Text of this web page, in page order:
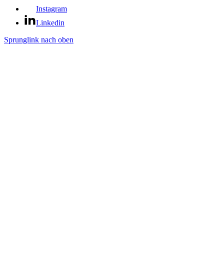
Instagram
Linkedin
Sprunglink nach oben